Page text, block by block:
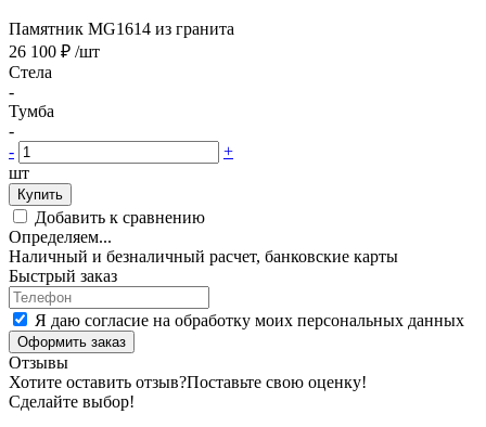
Памятник MG1614 из гранита
26 100 ₽ /шт
Стела
-
Тумба
-
-
+
шт
Купить
Добавить к сравнению
Определяем...
Наличный и безналичный расчет, банковские карты
Быстрый заказ
Я даю согласие на обработку моих персональных данных
Оформить заказ
Отзывы
Хотите оставить отзыв?Поставьте свою оценку!
Сделайте выбор!